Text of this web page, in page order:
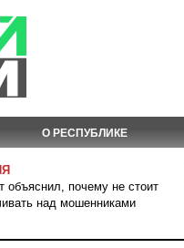
О РЕСПУБЛИКЕ
объяснил, почему не стоит
над мошенниками